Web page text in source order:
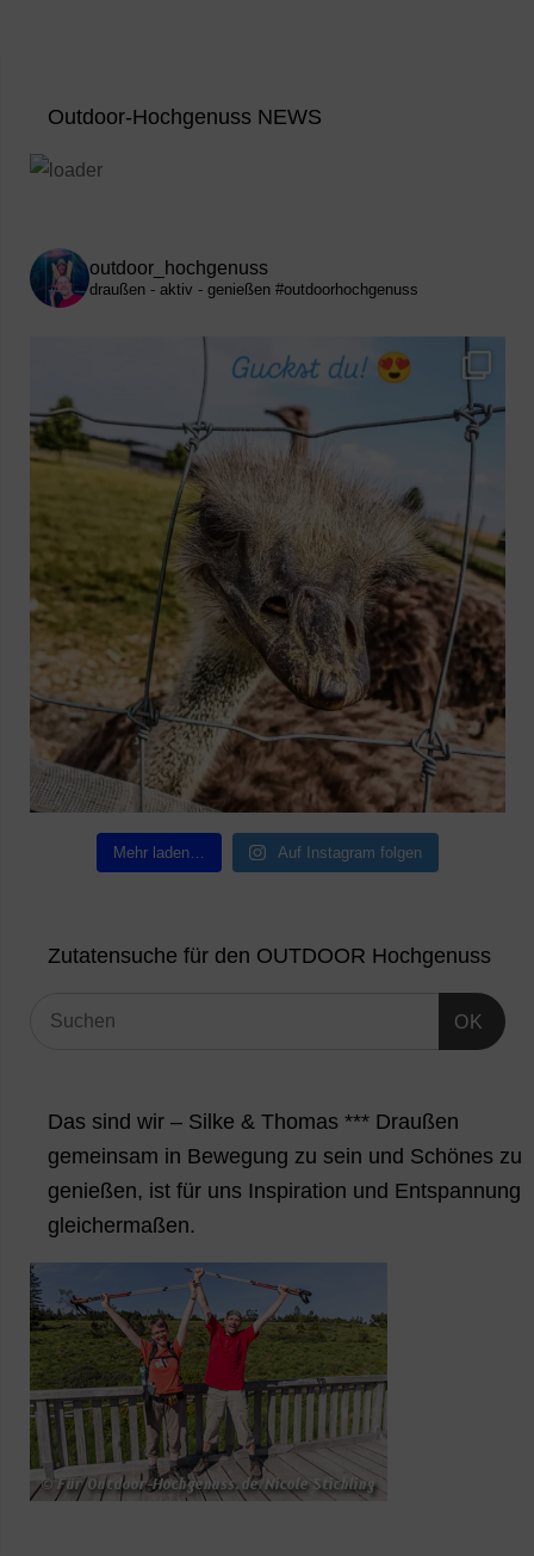
Outdoor-Hochgenuss NEWS
outdoor_hochgenuss
draußen - aktiv - genießen #outdoorhochgenuss
Mehr laden… Auf Instagram folgen
Zutatensuche für den OUTDOOR Hochgenuss
OK
Das sind wir – Silke & Thomas *** Draußen
gemeinsam in Bewegung zu sein und Schönes zu
genießen, ist für uns Inspiration und Entspannung
gleichermaßen.